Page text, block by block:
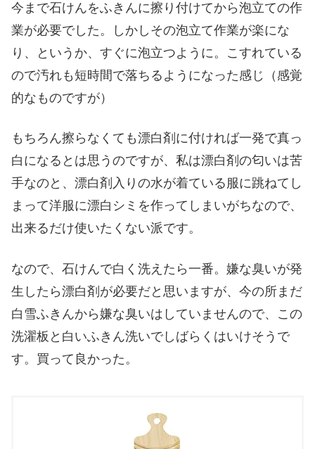
今まで石けんをふきんに擦り付けてから泡立ての作
業が必要でした。しかしその泡立て作業が楽にな
り、というか、すぐに泡立つように。こすれている
ので汚れも短時間で落ちるようになった感じ（感覚
的なものですが）
もちろん擦らなくても漂白剤に付ければ一発で真っ
白になるとは思うのですが、私は漂白剤の匂いは苦
手なのと、漂白剤入りの水が着ている服に跳ねてし
まって洋服に漂白シミを作ってしまいがちなので、
出来るだけ使いたくない派です。
なので、石けんで白く洗えたら一番。嫌な臭いが発
生したら漂白剤が必要だと思いますが、今の所まだ
白雪ふきんから嫌な臭いはしていませんので、この
洗濯板と白いふきん洗いでしばらくはいけそうで
す。買って良かった。